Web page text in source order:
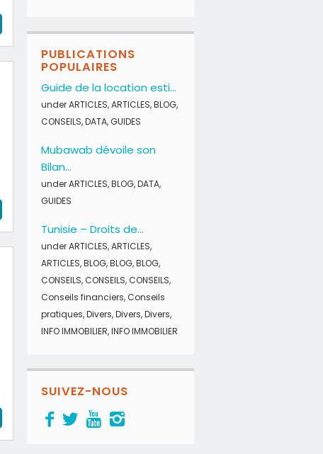
PUBLICATIONS
POPULAIRES
Guide de la location esti...
underARTICLES,ARTICLES,BLOG,
CONSEILS,DATA,GUIDES
Mubawab dévoile son
Bilan...
underARTICLES,BLOG,DATA,
GUIDES
Tunisie – Droits de...
underARTICLES,ARTICLES,
ARTICLES,BLOG,BLOG,BLOG,
CONSEILS,CONSEILS,CONSEILS,
Conseils financiers,Conseils
pratiques,Divers,Divers,Divers,
INFO IMMOBILIER,INFO IMMOBILIER
SUIVEZ-NOUS